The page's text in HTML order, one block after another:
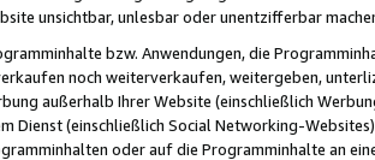
unsichtbar, unlesbar oder unentzifferbar
bzw. Anwendungen, die
noch weiterverkaufen, weitergeben,
außerhalb Ihrer Website (einschließlich
Dienst (einschließlich Social Networking-
oder auf die Programminhalte an